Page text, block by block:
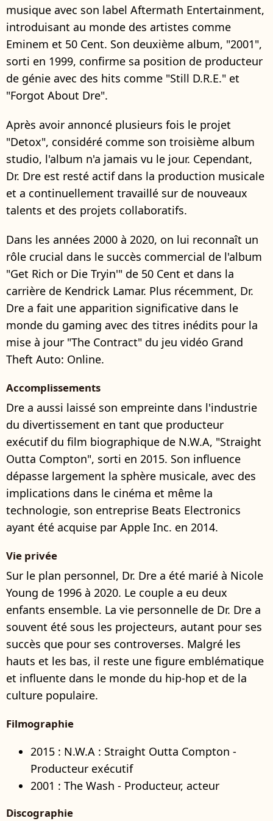
musique avec son label Aftermath Entertainment,
introduisant au monde des artistes comme
Eminem et 50 Cent. Son deuxième album, "2001",
sorti en 1999, confirme sa position de producteur
de génie avec des hits comme "Still D.R.E." et
"Forgot About Dre".
Après avoir annoncé plusieurs fois le projet
"Detox", considéré comme son troisième album
studio, l'album n'a jamais vu le jour. Cependant,
Dr. Dre est resté actif dans la production musicale
et a continuellement travaillé sur de nouveaux
talents et des projets collaboratifs.
Dans les années 2000 à 2020, on lui reconnaît un
rôle crucial dans le succès commercial de l'album
"Get Rich or Die Tryin'" de 50 Cent et dans la
carrière de Kendrick Lamar. Plus récemment, Dr.
Dre a fait une apparition significative dans le
monde du gaming avec des titres inédits pour la
mise à jour "The Contract" du jeu vidéo Grand
Theft Auto: Online.
Accomplissements
Dre a aussi laissé son empreinte dans l'industrie
du divertissement en tant que producteur
exécutif du film biographique de N.W.A, "Straight
Outta Compton", sorti en 2015. Son influence
dépasse largement la sphère musicale, avec des
implications dans le cinéma et même la
technologie, son entreprise Beats Electronics
ayant été acquise par Apple Inc. en 2014.
Vie privée
Sur le plan personnel, Dr. Dre a été marié à Nicole
Young de 1996 à 2020. Le couple a eu deux
enfants ensemble. La vie personnelle de Dr. Dre a
souvent été sous les projecteurs, autant pour ses
succès que pour ses controverses. Malgré les
hauts et les bas, il reste une figure emblématique
et influente dans le monde du hip-hop et de la
culture populaire.
Filmographie
2015 : N.W.A : Straight Outta Compton -
Producteur exécutif
2001 : The Wash - Producteur, acteur
Discographie